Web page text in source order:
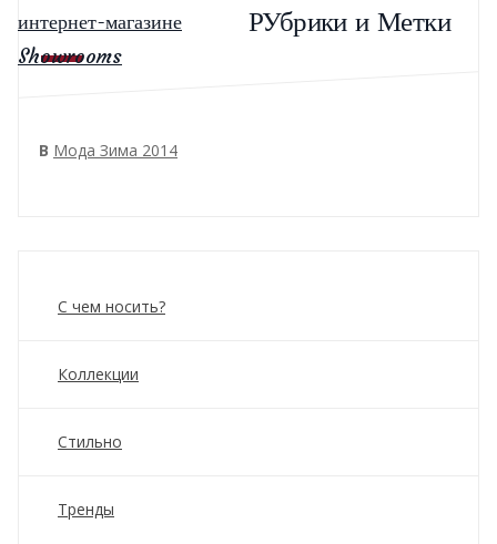
интернет-магазине
Showrooms
РУбрики и Метки
В Мода Зима 2014
С чем носить?
Коллекции
Стильно
Тренды